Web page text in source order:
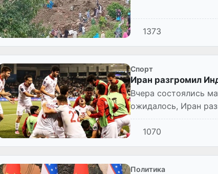
1373
Спорт
Иран разгромил
Вчера состоялись
ожидалось, Иран
поражение Афган...
1070
Политика